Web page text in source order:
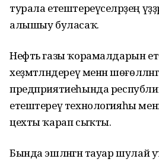
турала етештереүселәрҙең
алышыу буласаҡ.
Нефть газы ҡорамалдарын
хеҙмәтләндереү менән
предприятиеһында
етештереү технологияһы
цехты ҡарап сыҡты.
Бында эшләнгән тауар шулай уҡ